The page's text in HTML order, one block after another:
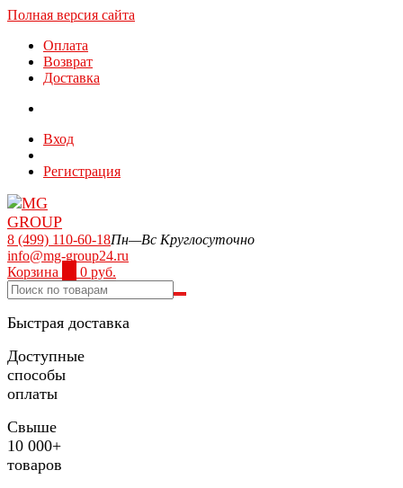
Полная версия сайта
Оплата
Возврат
Доставка
Вход
Регистрация
8 (499) 110-60-18Пн—Вс Круглосуточно
info@mg-group24.ru
Корзина
0 руб.
Быстрая доставка
Доступные
способы
оплаты
Свыше
10 000+
товаров